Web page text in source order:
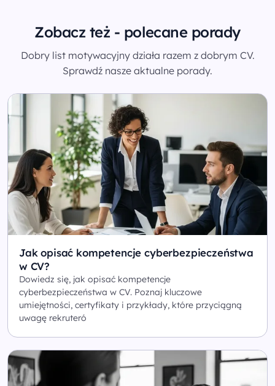
Zobacz też - polecane porady
Dobry list motywacyjny działa razem z dobrym CV.
Sprawdź nasze aktualne porady.
Jak opisać kompetencje cyberbezpieczeństwa
w CV?
Dowiedz się, jak opisać kompetencje
cyberbezpieczeństwa w CV. Poznaj kluczowe
umiejętności, certyfikaty i przykłady, które przyciągną
uwagę rekruteró